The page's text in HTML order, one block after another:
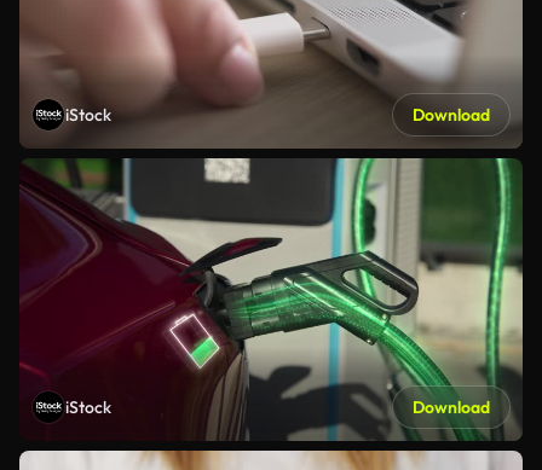
iStock Download
iStock Download